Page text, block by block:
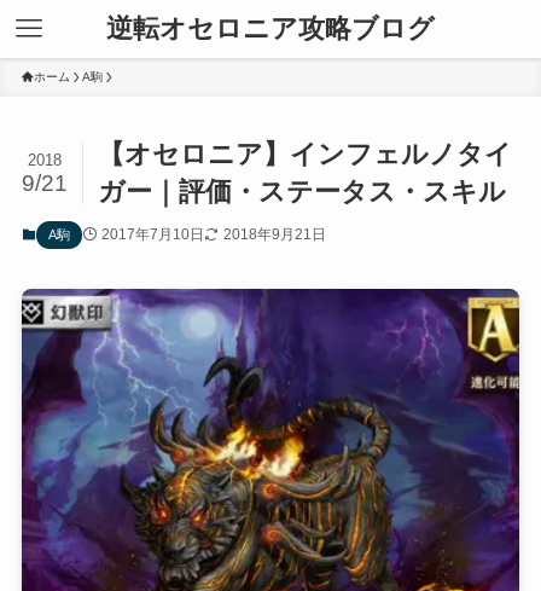
逆転オセロニア攻略ブログ
ホーム A駒
【オセロニア】インフェルノタイ
ガー｜評価・ステータス・スキル
2018
9/21
A駒 2017年7月10日 2018年9月21日